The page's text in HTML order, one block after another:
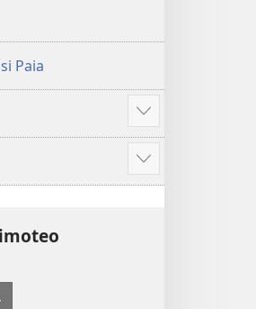
Paia
Faaali
isi
mea
Faaali
isi